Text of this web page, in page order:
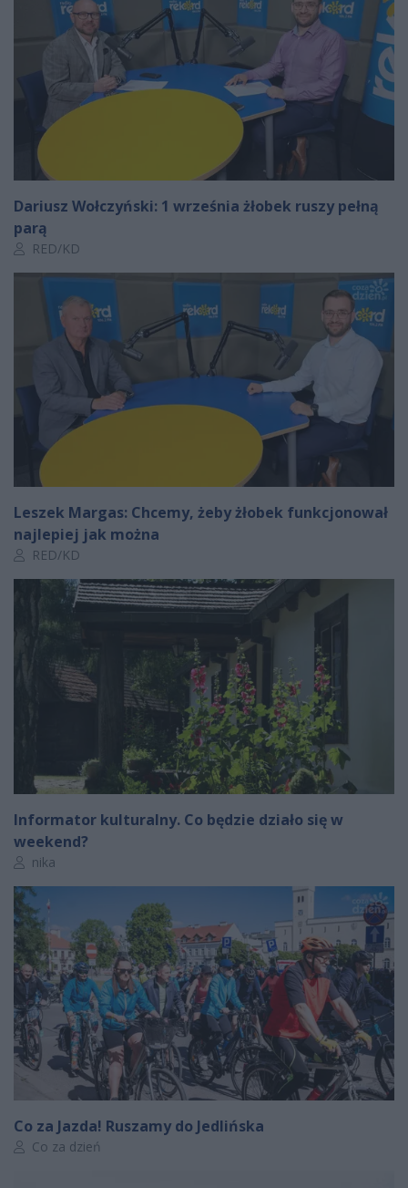
Dariusz Wołczyński: 1 września żłobek ruszy pełną
parą
Autor artykułu:
RED/KD
Leszek Margas: Chcemy, żeby żłobek funkcjonował
najlepiej jak można
Autor artykułu:
RED/KD
Informator kulturalny. Co będzie działo się w
weekend?
Autor artykułu:
nika
Co za Jazda! Ruszamy do Jedlińska
Autor artykułu:
Co za dzień